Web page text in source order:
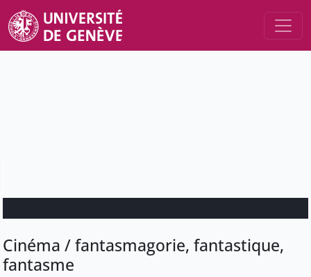
Cinéma / fantasmagorie, fantastique,
fantasme